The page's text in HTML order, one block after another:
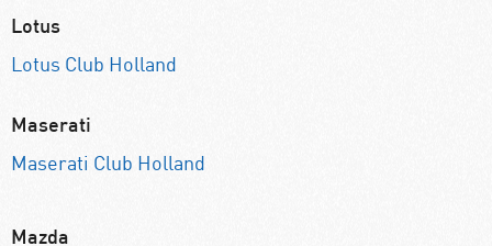
Lotus
Lotus Club Holland
Maserati
Maserati Club Holland
Mazda